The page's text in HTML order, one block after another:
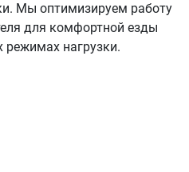
Мы оптимизируем работу
для комфортной езды
режимах нагрузки.